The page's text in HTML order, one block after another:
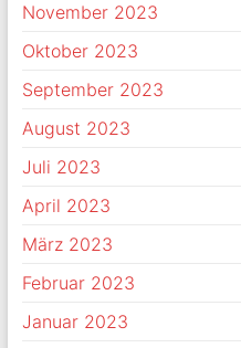
November 2023
Oktober 2023
September 2023
August 2023
Juli 2023
April 2023
März 2023
Februar 2023
Januar 2023